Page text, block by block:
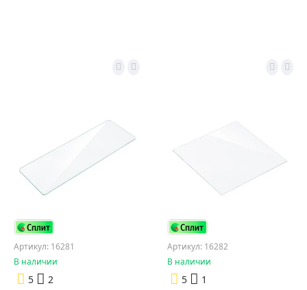
Артикул: 16281
В наличии
5
2
Артикул: 16282
В наличии
5
1